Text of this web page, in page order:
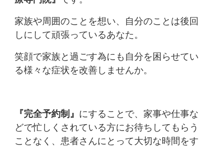
家族や周囲のことを想い、自分のことは後回
しにして頑張っているあなた。
笑顔で家族と過ごす為にも自分を困らせてい
る様々な症状を改善しませんか。
『完全予約制』 にすることで、家事や仕事な
どで忙しくされている方にお待ちしてもらう
ことなく、患者さんにとって大切な時間をす